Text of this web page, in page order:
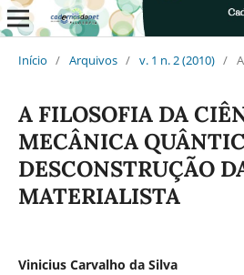
Início / Arquivos / v. 1 n. 2 (2010) /
A FILOSOFIA DA
MECÂNICA
DESCONSTRUÇÃO
MATERIALISTA
Vinicius Carvalho da Silva